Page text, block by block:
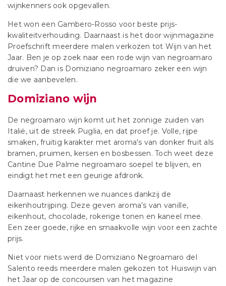
wijnkenners ook opgevallen.
Het won een Gambero-Rosso voor beste prijs-
kwaliteitverhouding. Daarnaast is het door wijnmagazine
Proefschrift meerdere malen verkozen tot Wijn van het
Jaar. Ben je op zoek naar een rode wijn van negroamaro
druiven? Dan is Domiziano negroamaro zeker een wijn
die we aanbevelen.
Domiziano wijn
De negroamaro wijn komt uit het zonnige zuiden van
Italië, uit de streek Puglia, en dat proef je. Volle, rijpe
smaken, fruitig karakter met aroma's van donker fruit als
bramen, pruimen, kersen en bosbessen. Toch weet deze
Cantine Due Palme negroamaro soepel te blijven, en
eindigt het met een geurige afdronk.
Daarnaast herkennen we nuances dankzij de
eikenhoutrijping. Deze geven aroma’s van vanille,
eikenhout, chocolade, rokerige tonen en kaneel mee.
Een zeer goede, rijke en smaakvolle wijn voor een zachte
prijs.
Niet voor niets werd de Domiziano Negroamaro del
Salento reeds meerdere malen gekozen tot Huiswijn van
het Jaar op de concoursen van het magazine